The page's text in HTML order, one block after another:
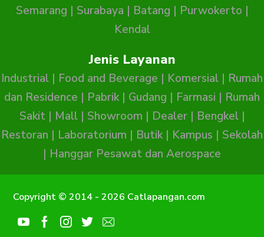
Semarang | Surabaya | Batang | Purwokerto |
Kendal
Jenis Layanan
Industrial | Food and Beverage | Komersial | Rumah
dan Residence | Pabrik| Gudang | Farmasi | Rumah
Sakit| Mall| Showroom | Dealer| Bengkel|
Restoran | Laboratorium | Butik| Kampus | Sekolah
| Hanggar Pesawat dan Aerospace
Copyright © 2014 - 2026 Catlapangan.com